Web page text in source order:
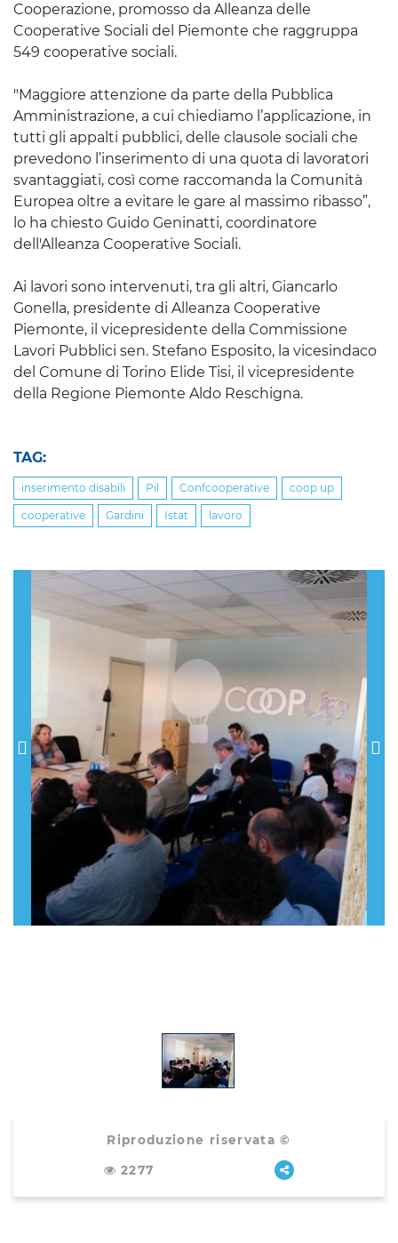
Cooperazione, promosso da Alleanza delle
Cooperative Sociali del Piemonte che raggruppa
549 cooperative sociali.
"Maggiore attenzione da parte della Pubblica
Amministrazione, a cui chiediamo l’applicazione, in
tutti gli appalti pubblici, delle clausole sociali che
prevedono l’inserimento di una quota di lavoratori
svantaggiati, così come raccomanda la Comunità
Europea oltre a evitare le gare al massimo ribasso”,
lo ha chiesto Guido Geninatti, coordinatore
dell'Alleanza Cooperative Sociali.
Ai lavori sono intervenuti, tra gli altri, Giancarlo
Gonella, presidente di Alleanza Cooperative
Piemonte, il vicepresidente della Commissione
Lavori Pubblici sen. Stefano Esposito, la vicesindaco
del Comune di Torino Elide Tisi, il vicepresidente
della Regione Piemonte Aldo Reschigna.
TAG:
inserimento disabili Pil Confcooperative coop up
cooperative Gardini Istat lavoro
Previous
Riproduzione riservata ©
2277